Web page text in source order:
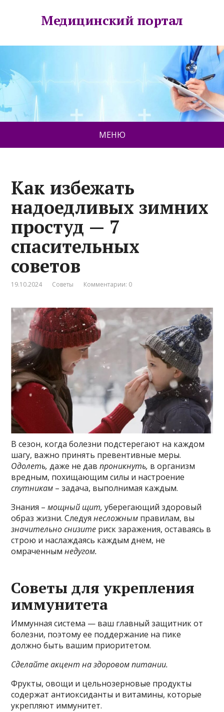
Медицинский портал
МЕНЮ
Как избежать
надоедливых зимних
простуд — 7
спасительных
советов
19.10.2024 Советы Комментарии: 0
В сезон, когда болезни подстерегают на каждом
шагу, важно принять превентивные меры.
Одолеть, даже не давпроникнуть, в организм
вредным, похищающим силы и настроение
спутникам – задача, выполнимая каждым.
Знания –мощный щит, уберегающий здоровый
образ жизни. Следуянесложным правилам, вы
значительно снизите риск заражения, оставаясь в
строю и наслаждаясь каждым днем, не
омраченнымнедугом.
Советы для укрепления
иммунитета
Иммунная система — ваш главный защитник от
болезни, поэтому ее поддержание на пике
должно быть вашим приоритетом.
Сделайте акцент на здоровом питании.
Фрукты, овощи и цельнозерновые продукты
содержат антиоксиданты и витамины, которые
укрепляют иммунитет.